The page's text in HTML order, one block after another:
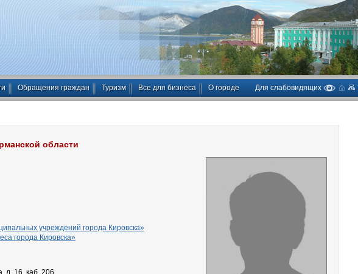
Обращения граждан Туризм Все для бизнеса О городе Для слабовидящих
области
учреждений города Кировска»
города Кировска»
д. 16, каб. 206